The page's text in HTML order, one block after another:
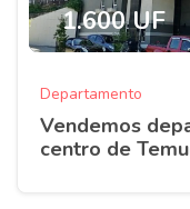
1.600 UF
Departamento
Vendemos
centro de